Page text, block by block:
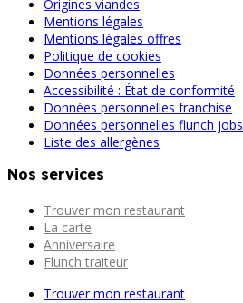
Origines viandes
Mentions légales
Mentions légales offres
Politique de cookies
Données personnelles
Accessibilité : État de conformité
Données personnelles franchise
Données personnelles flunch jobs
Liste des allergènes
Nos services
Trouver mon restaurant
La carte
Anniversaire
Flunch traiteur
Trouver mon restaurant